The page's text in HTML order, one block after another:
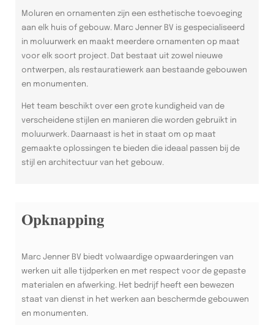
Moluren en ornamenten zijn een esthetische toevoeging
aan elk huis of gebouw. Marc Jenner BV is gespecialiseerd
in moluurwerk en maakt meerdere ornamenten op maat
voor elk soort project. Dat bestaat uit zowel nieuwe
ontwerpen, als restauratiewerk aan bestaande gebouwen
en monumenten.
Het team beschikt over een grote kundigheid van de
verscheidene stijlen en manieren die worden gebruikt in
moluurwerk. Daarnaast is het in staat om op maat
gemaakte oplossingen te bieden die ideaal passen bij de
stijl en architectuur van het gebouw.
Opknapping
Marc Jenner BV biedt volwaardige opwaarderingen van
werken uit alle tijdperken en met respect voor de gepaste
materialen en afwerking. Het bedrijf heeft een bewezen
staat van dienst in het werken aan beschermde gebouwen
en monumenten.